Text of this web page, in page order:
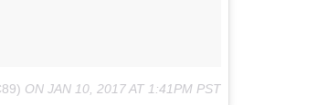
ON JAN 10, 2017 AT 1:41PM PST